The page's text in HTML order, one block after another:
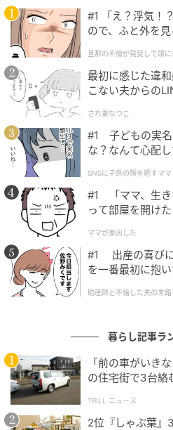
michill
ケースに小さく折りたたまれ
り、コンパクトに持ち運ぶこ
わの最大の特徴。
いつでもどこでも、暑さを感
涼むことができて便利です。
#1 「え？浮気！
ので、ふと外を
クチャにしてや
旦那の不倫が発覚して頭
最初に感じた違
こない夫からの
され妻なつこ
#1 子どもの実名
な？なんて心配し
SNSに子供の顔を晒すママ
#1 「ママ、生き
って部屋を開けた
ママが家出した
#1 出産の喜びに
を一番最初に抱
助産師と不倫した夫の末路
暮らし記事ラ
「前の車がいき
の住宅街で3台絡
TRILL ニュース
2位『しゃぶ葉』